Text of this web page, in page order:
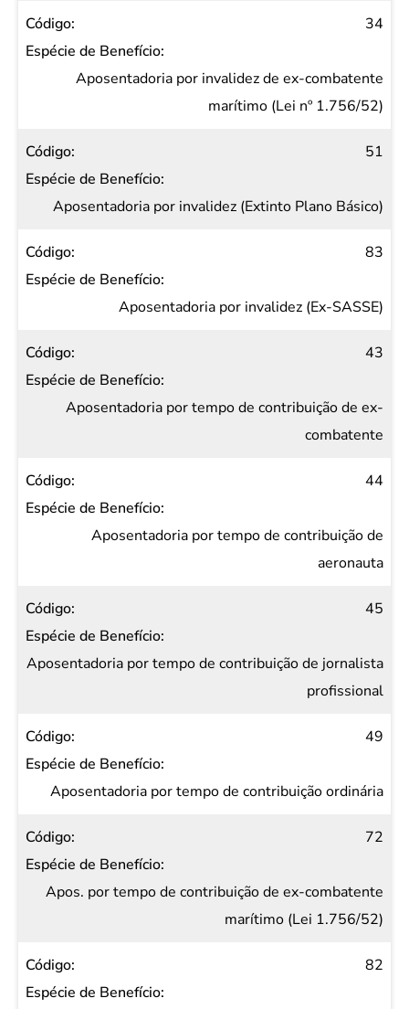
34
Aposentadoria por invalidez de ex-combatente
marítimo (Lei nº 1.756/52)
51
Aposentadoria por invalidez (Extinto Plano Básico)
83
Aposentadoria por invalidez (Ex-SASSE)
43
Aposentadoria por tempo de contribuição de ex-
combatente
44
Aposentadoria por tempo de contribuição de
aeronauta
45
Aposentadoria por tempo de contribuição de jornalista
profissional
49
Aposentadoria por tempo de contribuição ordinária
72
Apos. por tempo de contribuição de ex-combatente
marítimo (Lei 1.756/52)
82